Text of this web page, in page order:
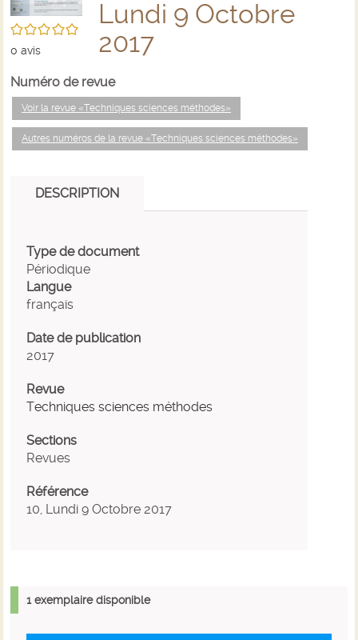
/5
0 avis
Lundi 9 Octobre
2017
Numéro de revue
Voir la revue «Techniques sciences méthodes»
Autres numéros de la revue «Techniques sciences méthodes»
DESCRIPTION
Type de document
Périodique
Langue
français
Date de publication
2017
Revue
Techniques sciences méthodes
Sections
Revues
Référence
10, Lundi 9 Octobre 2017
1 exemplaire disponible